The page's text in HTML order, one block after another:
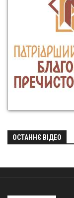
ОСТАННЄ ВІДЕО